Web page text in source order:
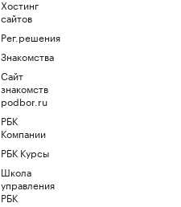
Хостинг
сайтов
Рег.решения
Знакомства
Сайт
знакомств
podbor.ru
РБК
Компании
РБК Курсы
Школа
управления
РБК